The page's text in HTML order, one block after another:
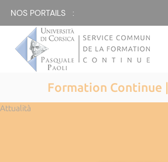
NOS PORTAILS :
Formation Continue |
Attualità